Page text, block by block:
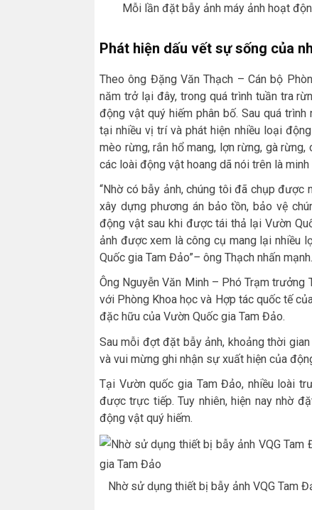
Mỗi lần đặt bẫy ảnh máy ảnh hoạt
Phát hiện dấu vết sự sống của
Theo ông Đặng Văn Thạch – Cán bộ
năm trở lại đây, trong quá trình tuần tra
động vật quý hiếm phân bố. Sau quá
tại nhiều vị trí và phát hiện nhiều loại
mèo rừng, rắn hổ mang, lợn rừng, gà
các loài động vật hoang dã nói trên là
“Nhờ có bẫy ảnh, chúng tôi đã chụp được
xây dựng phương án bảo tồn, bảo vệ
động vật sau khi được tái thả lại Vườn
ảnh được xem là công cụ mang lại nhiều
Quốc gia Tam Đảo”– ông Thạch nhấn mạnh.
Ông Nguyễn Văn Minh – Phó Trạm
với Phòng Khoa học và Hợp tác quốc tế
đặc hữu của Vườn Quốc gia Tam Đảo.
Sau mỗi đợt đặt bẫy ảnh, khoảng thời
và vui mừng ghi nhận sự xuất hiện của
Tại Vườn quốc gia Tam Đảo, nhiều loài
được trực tiếp. Tuy nhiên, hiện nay nhờ
động vật quý hiếm.
Nhờ sử dụng thiết bị bẫy ảnh VQG Tam